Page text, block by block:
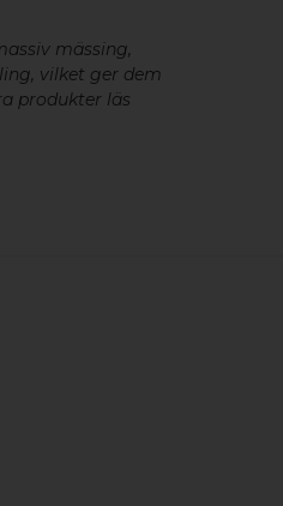
mässing,
vilket ger dem
produkter läs